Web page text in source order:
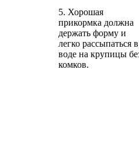
5. Хорошая
прикормка должна
держать форму и
легко рассыпаться в
воде на крупицы
комков.